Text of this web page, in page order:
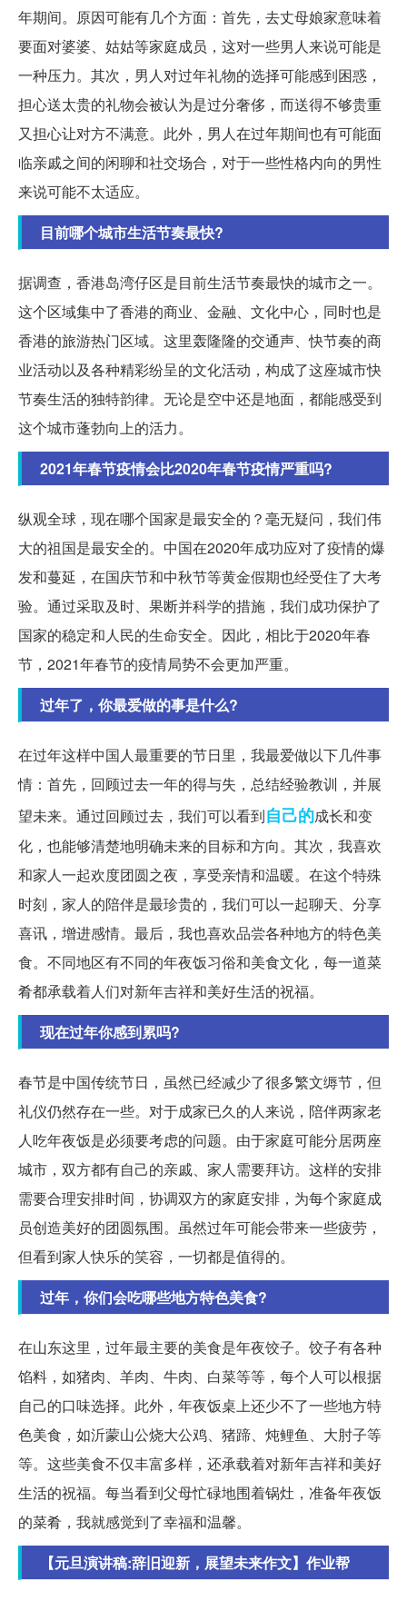
年期间。原因可能有几个方面：首先，去丈母娘家意味着
要面对婆婆、姑姑等家庭成员，这对一些男人来说可能是
一种压力。其次，男人对过年礼物的选择可能感到困惑，
担心送太贵的礼物会被认为是过分奢侈，而送得不够贵重
又担心让对方不满意。此外，男人在过年期间也有可能面
临亲戚之间的闲聊和社交场合，对于一些性格内向的男性
来说可能不太适应。
目前哪个城市生活节奏最快?
据调查，香港岛湾仔区是目前生活节奏最快的城市之一。
这个区域集中了香港的商业、金融、文化中心，同时也是
香港的旅游热门区域。这里轰隆隆的交通声、快节奏的商
业活动以及各种精彩纷呈的文化活动，构成了这座城市快
节奏生活的独特韵律。无论是空中还是地面，都能感受到
这个城市蓬勃向上的活力。
2021年春节疫情会比2020年春节疫情严重吗?
纵观全球，现在哪个国家是最安全的？毫无疑问，我们伟
大的祖国是最安全的。中国在2020年成功应对了疫情的爆
发和蔓延，在国庆节和中秋节等黄金假期也经受住了大考
验。通过采取及时、果断并科学的措施，我们成功保护了
国家的稳定和人民的生命安全。因此，相比于2020年春
节，2021年春节的疫情局势不会更加严重。
过年了，你最爱做的事是什么?
在过年这样中国人最重要的节日里，我最爱做以下几件事
情：首先，回顾过去一年的得与失，总结经验教训，并展
望未来。通过回顾过去，我们可以看到自己的成长和变
化，也能够清楚地明确未来的目标和方向。其次，我喜欢
和家人一起欢度团圆之夜，享受亲情和温暖。在这个特殊
时刻，家人的陪伴是最珍贵的，我们可以一起聊天、分享
喜讯，增进感情。最后，我也喜欢品尝各种地方的特色美
食。不同地区有不同的年夜饭习俗和美食文化，每一道菜
肴都承载着人们对新年吉祥和美好生活的祝福。
现在过年你感到累吗?
春节是中国传统节日，虽然已经减少了很多繁文缛节，但
礼仪仍然存在一些。对于成家已久的人来说，陪伴两家老
人吃年夜饭是必须要考虑的问题。由于家庭可能分居两座
城市，双方都有自己的亲戚、家人需要拜访。这样的安排
需要合理安排时间，协调双方的家庭安排，为每个家庭成
员创造美好的团圆氛围。虽然过年可能会带来一些疲劳，
但看到家人快乐的笑容，一切都是值得的。
过年，你们会吃哪些地方特色美食?
在山东这里，过年最主要的美食是年夜饺子。饺子有各种
馅料，如猪肉、羊肉、牛肉、白菜等等，每个人可以根据
自己的口味选择。此外，年夜饭桌上还少不了一些地方特
色美食，如沂蒙山公烧大公鸡、猪蹄、炖鲤鱼、大肘子等
等。这些美食不仅丰富多样，还承载着对新年吉祥和美好
生活的祝福。每当看到父母忙碌地围着锅灶，准备年夜饭
的菜肴，我就感觉到了幸福和温馨。
【元旦演讲稿:辞旧迎新，展望未来作文】作业帮